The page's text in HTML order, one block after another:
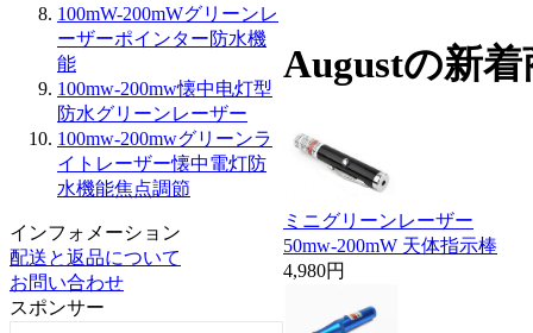
100mW-200mWグリーンレ
ーザーポインター防水機
能
100mw-200mw懐中电灯型
防水グリーンレーザー
100mw-200mwグリーンラ
イトレーザー懐中電灯防
水機能焦点調節
インフォメーション
配送と返品について
お問い合わせ
スポンサー
Augustの新
ミニグリーンレーザー
50mw-200mW 天体指示棒
4,980円